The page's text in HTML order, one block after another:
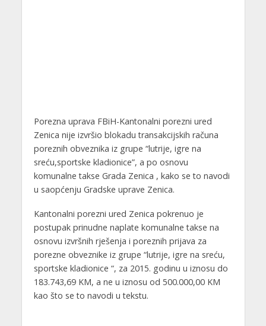
Porezna uprava FBiH-Kantonalni porezni ured
Zenica nije izvršio blokadu transakcijskih računa
poreznih obveznika iz grupe “lutrije, igre na
sreću,sportske kladionice”, a po osnovu
komunalne takse Grada Zenica , kako se to navodi
u saopćenju Gradske uprave Zenica.
Kantonalni porezni ured Zenica pokrenuo je
postupak prinudne naplate komunalne takse na
osnovu izvršnih rješenja i poreznih prijava za
porezne obveznike iz grupe “lutrije, igre na sreću,
sportske kladionice “, za 2015. godinu u iznosu do
183.743,69 KM, a ne u iznosu od 500.000,00 KM
kao što se to navodi u tekstu.